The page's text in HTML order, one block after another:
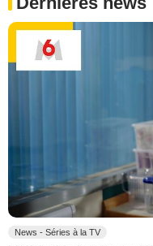
News - Séries à la TV